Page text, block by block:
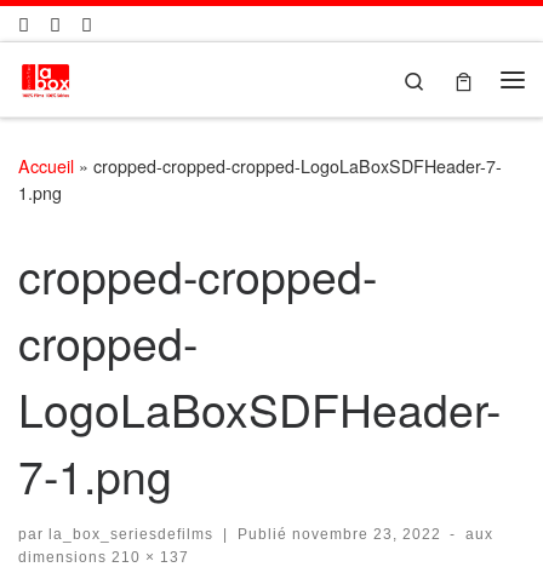
Passer au contenu
Search
Accueil » cropped-cropped-cropped-LogoLaBoxSDFHeader-7-
1.png
cropped-cropped-
cropped-
LogoLaBoxSDFHeader-
7-1.png
par la_box_seriesdefilms | Publié novembre 23, 2022 -
aux
dimensions 210 × 137